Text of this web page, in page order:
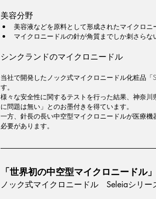
美容分野
美容液などを原料として形成されたマイクロニ
マイクロニードルの針が角質までしか刺さらな
シンクランドのマイクロニードル
当社で開発したノック式マイクロニードル化粧品
す。
様々な安全性に関するテストを行った結果、神奈
に問題は無い」とのお墨付きを得ています。
一方、針長の長い中空型マイクロニードルが医療
必要があります。
「世界初の中空型マイクロニードル
ノック式マイクロニードル　Seleiaシリー